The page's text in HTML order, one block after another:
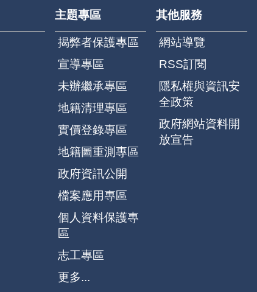
主題專區
揭弊者保護專區
宣導專區
未辦繼承專區
地籍清理專區
實價登錄專區
地籍圖重測專區
政府資訊公開
檔案應用專區
個人資料保護專
區
志工專區
更多...
其他服務
網站導覽
RSS訂閱
隱私權與資訊安
全政策
政府網站資料開
放宣告